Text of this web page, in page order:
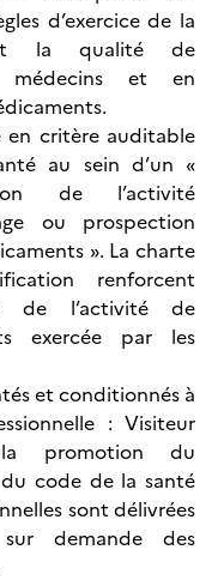
d’exercice de la
la qualité de
médecins et en
en critère auditable
au sein d’un «
de l’activité
ou prospection
». La charte
renforcent
de l’activité de
exercée par les
et conditionnés à
: Visiteur
promotion du
du code de la santé
sont délivrées
demande des